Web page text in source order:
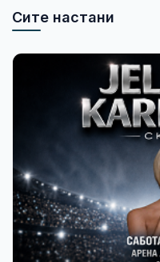
Сите настани